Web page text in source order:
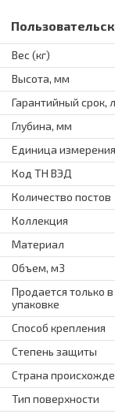
Вес (кг)
Высота, мм
Гарантийный срок,
Глубина, мм
Единица измерения
Код ТН ВЭД
Количество постов
Коллекция
Материал
Объем, м3
Продается только
упаковке
Способ крепления
Степень защиты
Страна
Тип поверхности